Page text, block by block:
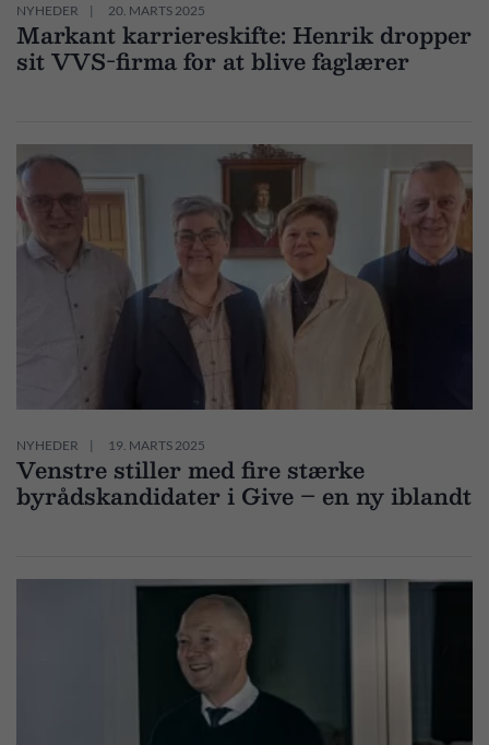
NYHEDER 20. MARTS 2025
Markant karriereskifte: Henrik dropper
sit VVS-firma for at blive faglærer
NYHEDER 19. MARTS 2025
Venstre stiller med fire stærke
byrådskandidater i Give – en ny iblandt